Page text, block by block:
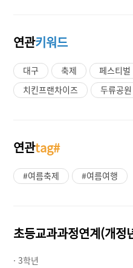
연관키워드
대구 축제 페스티벌
치킨프랜차이즈
두류공원
연관tag#
#여름축제 #여름여행
초등교과과정연계(개정
· 3학년